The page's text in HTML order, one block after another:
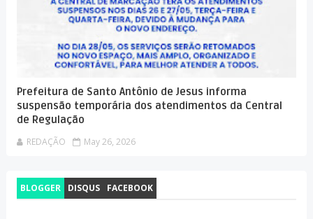
Prefeitura de Santo Antônio de Jesus informa
suspensão temporária dos atendimentos da Central
de Regulação
REDAÇÃO May 26, 2026
BLOGGER DISQUS FACEBOOK